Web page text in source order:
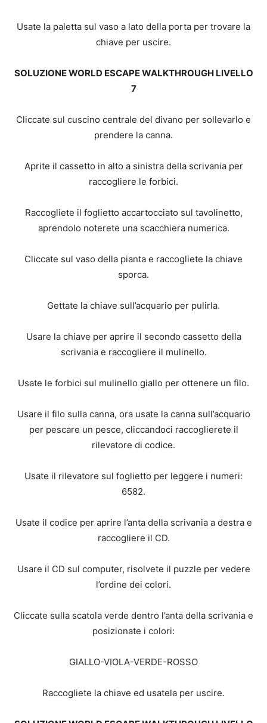
Usate la paletta sul vaso a lato della porta per trovare la
chiave per uscire.
SOLUZIONE WORLD ESCAPE WALKTHROUGH LIVELLO
7
Cliccate sul cuscino centrale del divano per sollevarlo e
prendere la canna.
Aprite il cassetto in alto a sinistra della scrivania per
raccogliere le forbici.
Raccogliete il foglietto accartocciato sul tavolinetto,
aprendolo noterete una scacchiera numerica.
Cliccate sul vaso della pianta e raccogliete la chiave
sporca.
Gettate la chiave sull’acquario per pulirla.
Usare la chiave per aprire il secondo cassetto della
scrivania e raccogliere il mulinello.
Usate le forbici sul mulinello giallo per ottenere un filo.
Usare il filo sulla canna, ora usate la canna sull’acquario
per pescare un pesce, cliccandoci raccoglierete il
rilevatore di codice.
Usate il rilevatore sul foglietto per leggere i numeri:
6582.
Usate il codice per aprire l’anta della scrivania a destra e
raccogliere il CD.
Usare il CD sul computer, risolvete il puzzle per vedere
l’ordine dei colori.
Cliccate sulla scatola verde dentro l’anta della scrivania e
posizionate i colori:
GIALLO-VIOLA-VERDE-ROSSO
Raccogliete la chiave ed usatela per uscire.